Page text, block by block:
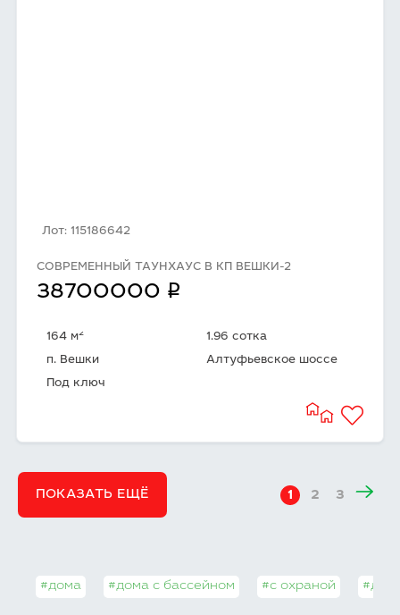
Лот: 115186642
СОВРЕМЕННЫЙ ТАУНХАУС В КП ВЕШКИ-2
38700000 q
164 м2
1.96 сотка
п. Вешки
Алтуфьевское шоссе
Под ключ
ПОКАЗАТЬ ЕЩЁ 1 2 3
#дома #дома с бассейном #с охраной